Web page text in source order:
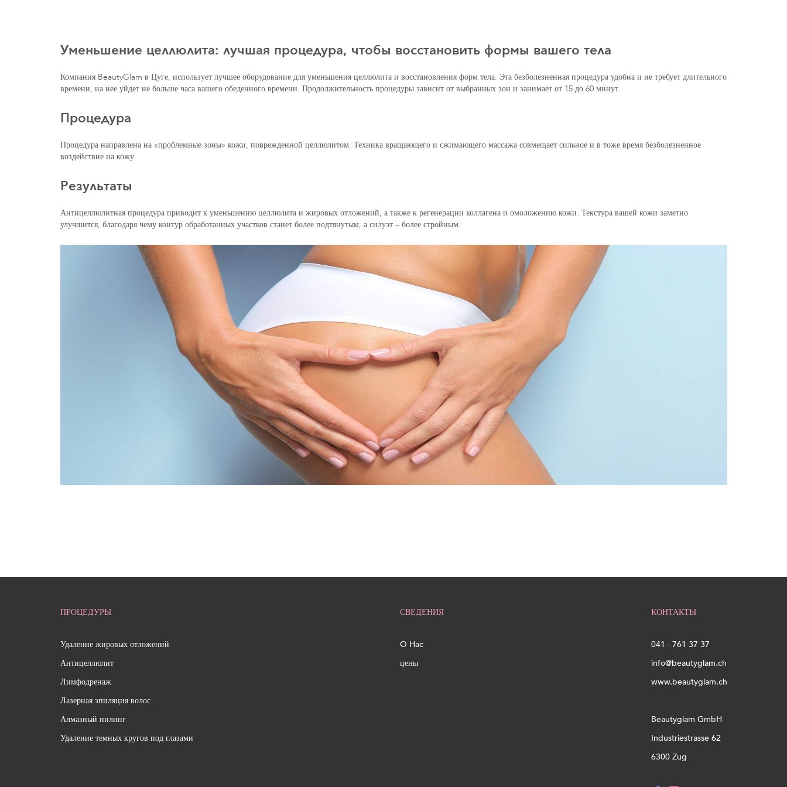
Уменьшение целлюлита: лучшая процедура, чтобы восстановить формы вашего тела
Компания BeautyGlam в Цуге, использует лучшее оборудование для уменьшения целлюлита и восстановления форм тела. Эта безболезненная процедура удобна и не требует длительного
времени, на нее уйдет не больше часа вашего обеденного времени. Продолжительность процедуры зависит от выбранных зон и занимает от 15 до 60 минут.
Процедура
Процедура направлена на «проблемные зоны» кожи, поврежденной целлюлитом. Техника вращающего и сжимающего массажа совмещает сильное и в тоже время безболезненное
воздействие на кожу
Результаты
Антицеллюлитная процедура приводит к уменьшению целлюлита и жировых отложений, а также к регенерации коллагена и омоложению кожи. Текстура вашей кожи заметно
улучшится, благодаря чему контур обработанных участков станет более подтянутым, а силуэт – более стройным.
ПРОЦЕДУРЫ
Удаление жировых отложений
Антицеллюлит
Лимфодренаж
Лазерная эпиляция волос
Алмазный пилинг
Удаление темных кругов под глазами
СВЕДЕНИЯ
O Hac
цены
КОНТАКТЫ
041 - 761 37 37
info@beautyglam.ch
www.beautyglam.ch
Beautyglam GmbH
Industriestrasse 62
6300 Zug